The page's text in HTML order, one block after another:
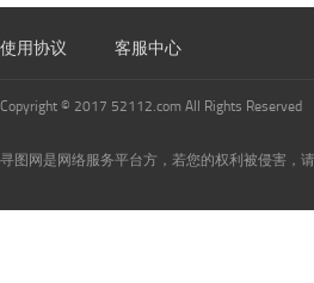
使用协议 客服中心
Copyright © 2017 52112.com All Rights Reserved
寻图网是网络服务平台方，若您的权利被侵害，